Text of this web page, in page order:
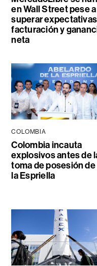
en Wall Street pese a
superar
facturación y
neta
COLOMBIA
Colombia incauta
explosivos antes de
toma de posesión de
la Espriella